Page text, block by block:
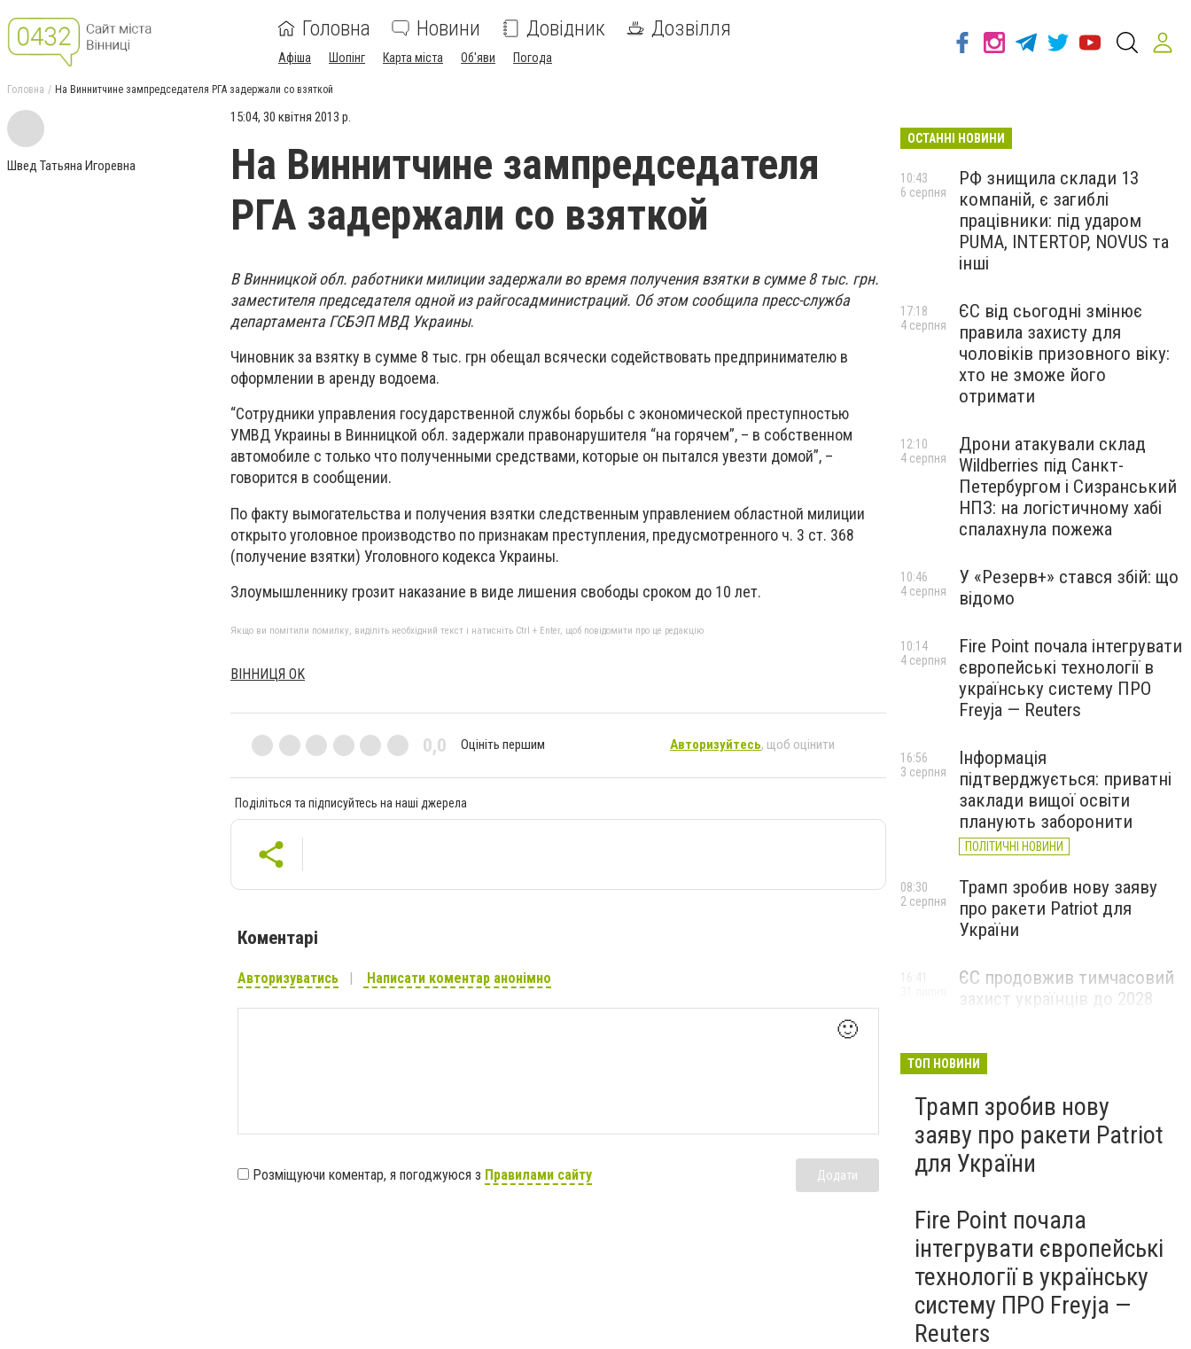
Головна Новини Довідник Дозвілля
Афіша Шопінг Карта міста Об'яви Погода
Головна На Виннитчине зампредседателя РГА задержали со взяткой
Швед Татьяна Игоревна
15:04, 30 квітня 2013 р.
На Виннитчине зампредседателя
РГА задержали со взяткой
В Винницкой обл. работники милиции задержали во время получения взятки в сумме 8 тыс. грн.
заместителя председателя одной из райгосадминистраций. Об этом сообщила пресс-служба
департамента ГСБЭП МВД Украины.
Чиновник за взятку в сумме 8 тыс. грн обещал всячески содействовать предпринимателю в
оформлении в аренду водоема.
“Сотрудники управления государственной службы борьбы с экономической преступностью
УМВД Украины в Винницкой обл. задержали правонарушителя “на горячем”, – в собственном
автомобиле с только что полученными средствами, которые он пытался увезти домой”, –
говорится в сообщении.
По факту вымогательства и получения взятки следственным управлением областной милиции
открыто уголовное производство по признакам преступления, предусмотренного ч. 3 ст. 368
(получение взятки) Уголовного кодекса Украины.
Злоумышленнику грозит наказание в виде лишения свободы сроком до 10 лет.
Якщо ви помітили помилку, виділіть необхідний текст і натисніть Ctrl + Enter, щоб повідомити про це редакцію
ВІННИЦЯ OK
0,0 Оцініть першим Авторизуйтесь, щоб оцінити
Поділіться та підписуйтесь на наші джерела
Коментарі
Авторизуватись Написати коментар анонімно
🙂
Розміщуючи коментар, я погоджуюся з Правилами сайту Додати
ОСТАННІ НОВИНИ
РФ знищила склади 13
компаній, є загиблі
працівники: під ударом
PUMA, INTERTOP, NOVUS та
інші
10:43
6 серпня
ЄС від сьогодні змінює
правила захисту для
чоловіків призовного віку:
хто не зможе його
отримати
17:18
4 серпня
Дрони атакували склад
Wildberries під Санкт-
Петербургом і Сизранський
НПЗ: на логістичному хабі
спалахнула пожежа
12:10
4 серпня
У «Резерв+» стався збій: що
відомо
10:46
4 серпня
Fire Point почала інтегрувати
європейські технології в
українську систему ПРО
Freyja — Reuters
10:14
4 серпня
Інформація
підтверджується: приватні
заклади вищої освіти
планують заборонити
ПОЛІТИЧНІ НОВИНИ
16:56
3 серпня
Трамп зробив нову заяву
про ракети Patriot для
України
08:30
2 серпня
ЄС продовжив тимчасовий
захист українців до 2028
переоформлювати
ТОП НОВИНИ
Трамп зробив нову
заяву про ракети Patriot
для України
Fire Point почала
інтегрувати європейські
технології в українську
систему ПРО Freyja —
Reuters